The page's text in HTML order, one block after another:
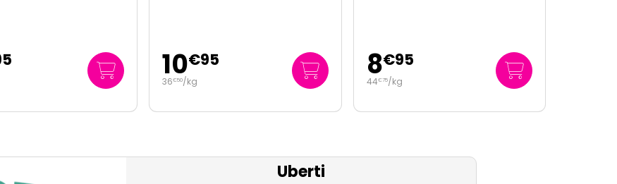
10€95
36€50/kg 8€95
44€75/kg
Uberti